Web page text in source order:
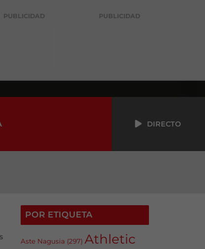
PUBLICIDAD PUBLICIDAD
DIRECTO
POR ETIQUETA
Aste Nagusia (297) Athletic